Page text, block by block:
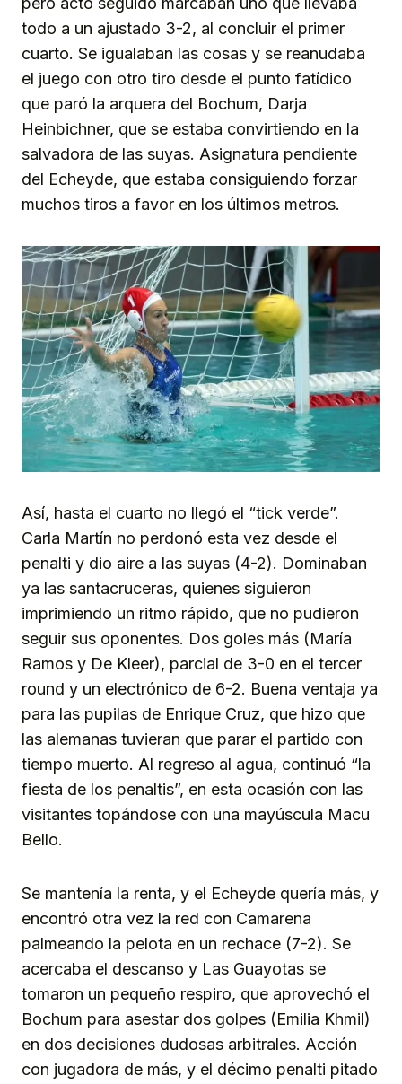
todo a un ajustado 3-2, al concluir el primer
cuarto. Se igualaban las cosas y se reanudaba
el juego con otro tiro desde el punto fatídico
que paró la arquera del Bochum, Darja
Heinbichner, que se estaba convirtiendo en la
salvadora de las suyas. Asignatura pendiente
del Echeyde, que estaba consiguiendo forzar
muchos tiros a favor en los últimos metros.
Así, hasta el cuarto no llegó el “tick verde”.
Carla Martín no perdonó esta vez desde el
penalti y dio aire a las suyas (4-2). Dominaban
ya las santacruceras, quienes siguieron
imprimiendo un ritmo rápido, que no pudieron
seguir sus oponentes. Dos goles más (María
Ramos y De Kleer), parcial de 3-0 en el tercer
round y un electrónico de 6-2. Buena ventaja ya
para las pupilas de Enrique Cruz, que hizo que
las alemanas tuvieran que parar el partido con
tiempo muerto. Al regreso al agua, continuó “la
fiesta de los penaltis”, en esta ocasión con las
visitantes topándose con una mayúscula Macu
Bello.
Se mantenía la renta, y el Echeyde quería más, y
encontró otra vez la red con Camarena
palmeando la pelota en un rechace (7-2). Se
acercaba el descanso y Las Guayotas se
tomaron un pequeño respiro, que aprovechó el
Bochum para asestar dos golpes (Emilia Khmil)
en dos decisiones dudosas arbitrales. Acción
con jugadora de más, y el décimo penalti pitado